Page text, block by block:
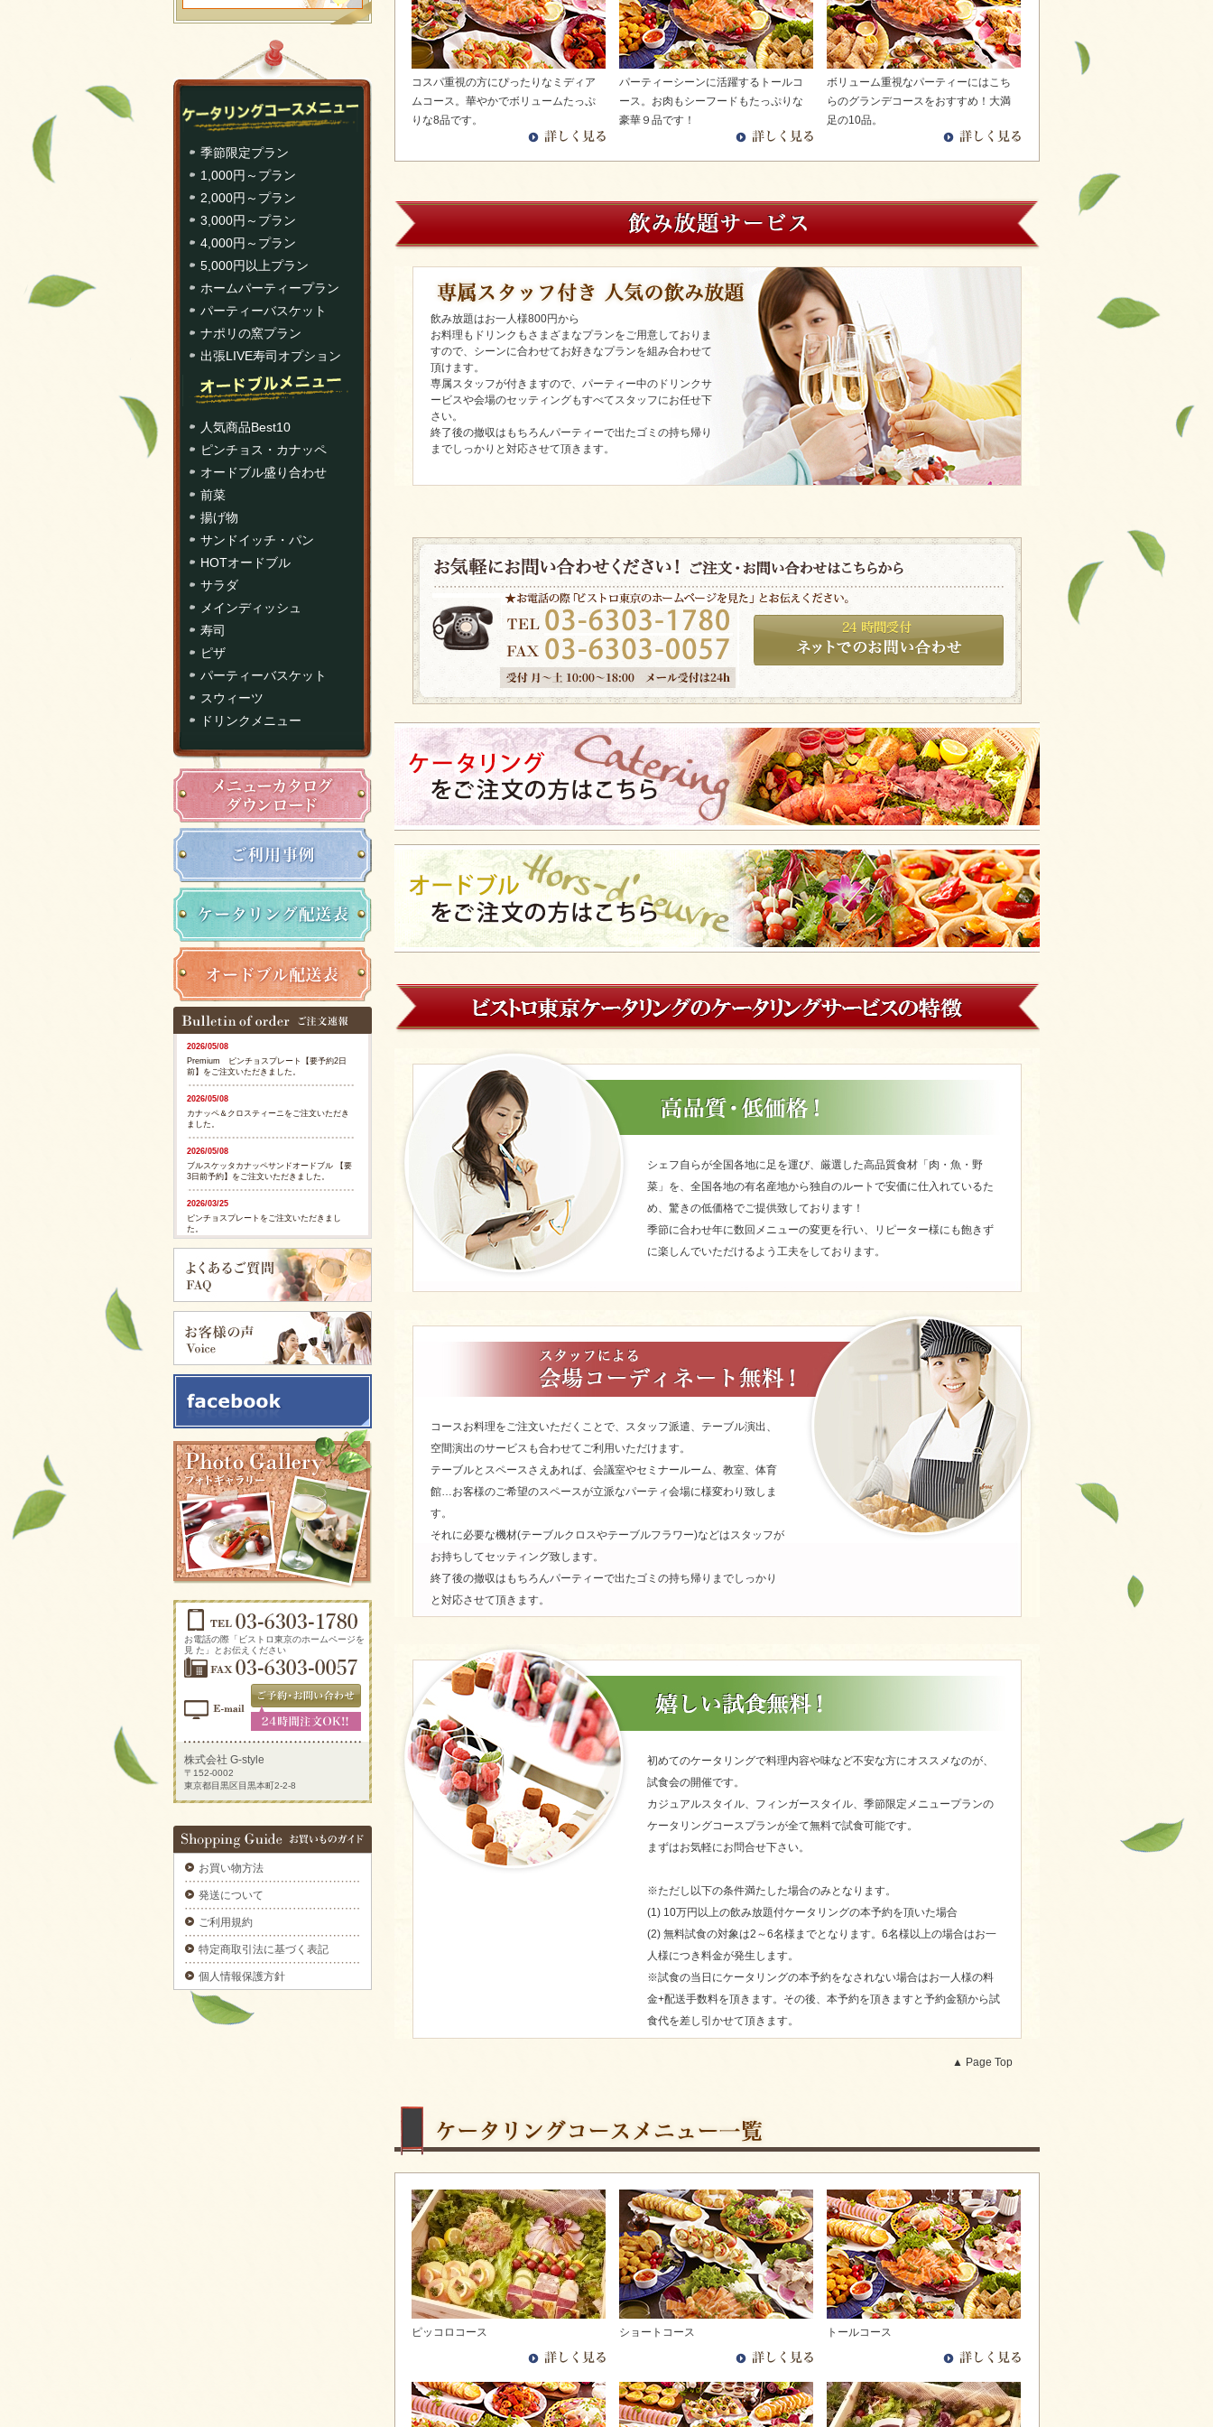
季節限定プラン
1,000円～プラン
2,000円～プラン
3,000円～プラン
4,000円～プラン
5,000円以上プラン
ホームパーティープラン
パーティーバスケット
ナポリの窯プラン
出張LIVE寿司オプション
人気商品Best10
ピンチョス・カナッペ
オードブル盛り合わせ
前菜
揚げ物
サンドイッチ・パン
HOTオードブル
サラダ
メインディッシュ
寿司
ピザ
パーティーバスケット
スウィーツ
ドリンクメニュー
2026/05/08
Premium ピンチョスプレート【要予約2日
前】をご注文いただきました。
2026/05/08
カナッペ＆クロスティーニをご注文いただき
ました。
2026/05/08
ブルスケッタカナッペサンドオードブル 【要
3日前予約】をご注文いただきました。
2026/03/25
ピンチョスプレートをご注文いただきまし
た。
ピンチョスプレートをご注文いただきまし
た。
ピンチョスバスケット【要3日前予約】をご注
文いただきました。
フルーツバスケット【要3日前予約】をご注文
イタリアンサンドバスケット 【要3日前予
2025/09/29
カリブ風スパイシージャークチキンをご注文
いただきました。
2025/09/29
ソーセージアソートをご注文いただきまし
た。
2025/09/29
生ハムとチーズのオードブルをご注文いただ
2025/09/29
新鮮トマトのカプレーゼをご注文いただきま
した。
2025/09/29
炙りサーモンのカルパッチョをご注文いただ
きました。
ラグジュアリーパーティプレートをご注文い
2025/09/29
デラックスミートプレートをご注文いただき
ました。
2025/09/29
ブルスケッタカナッペサンドオードブル 【要
カナッペ＆クロスティーニをご注文いただき
ました。
2025/09/29
お電話の際「ビストロ東京のホームページを
見 た」とお伝えください
株式会社 G-style
〒152-0002
東京都目黒区目黒本町2-2-8
お買い物方法
発送について
ご利用規約
特定商取引法に基づく表記
個人情報保護方針
コスパ重視の方にぴったりなミディア
ムコース。華やかでボリュームたっぷ
りな8品です。
パーティーシーンに活躍するトールコ
ース。お肉もシーフードもたっぷりな
豪華９品です！
ボリューム重視なパーティーにはこち
らのグランデコースをおすすめ！大満
足の10品。
飲み放題はお一人様800円から
お料理もドリンクもさまざまなプランをご用意しておりま
すので、シーンに合わせてお好きなプランを組み合わせて
頂けます。
専属スタッフが付きますので、パーティー中のドリンクサ
ービスや会場のセッティングもすべてスタッフにお任せ下
さい。
終了後の撤収はもちろんパーティーで出たゴミの持ち帰り
までしっかりと対応させて頂きます。
シェフ自らが全国各地に足を運び、厳選した高品質食材「肉・魚・野
菜」を、全国各地の有名産地から独自のルートで安価に仕入れているた
め、驚きの低価格でご提供致しております！
季節に合わせ年に数回メニューの変更を行い、リピーター様にも飽きず
に楽しんでいただけるよう工夫をしております。
コースお料理をご注文いただくことで、スタッフ派遣、テーブル演出、
空間演出のサービスも合わせてご利用いただけます。
テーブルとスペースさえあれば、会議室やセミナールーム、教室、体育
館…お客様のご希望のスペースが立派なパーティ会場に様変わり致しま
す。
それに必要な機材(テーブルクロスやテーブルフラワー)などはスタッフが
お持ちしてセッティング致します。
終了後の撤収はもちろんパーティーで出たゴミの持ち帰りまでしっかり
と対応させて頂きます。
初めてのケータリングで料理内容や味など不安な方にオススメなのが、
試食会の開催です。
カジュアルスタイル、フィンガースタイル、季節限定メニュープランの
ケータリングコースプランが全て無料で試食可能です。
まずはお気軽にお問合せ下さい。
※ただし以下の条件満たした場合のみとなります。
(1) 10万円以上の飲み放題付ケータリングの本予約を頂いた場合
(2) 無料試食の対象は2～6名様までとなります。6名様以上の場合はお一
人様につき料金が発生します。
※試食の当日にケータリングの本予約をなされない場合はお一人様の料
金+配送手数料を頂きます。その後、本予約を頂きますと予約金額から試
食代を差し引かせて頂きます。
▲ Page Top
ピッコロコース ショートコース トールコース